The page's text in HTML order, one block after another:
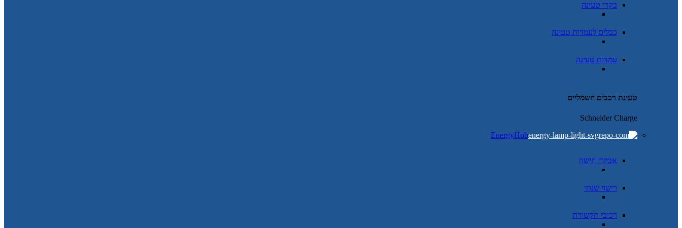
בקרי טעינה
כבלים לעמדות טעינה
עמדות טעינה
טעינת רכבים חשמליים
Schneider Charge
EnergyHub
אביזרי חישה
רישוי שנתי
רכיבי תקשורת